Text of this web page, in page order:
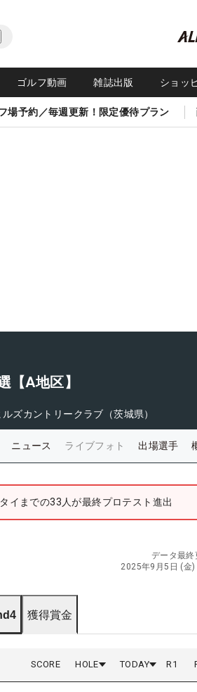
ゴルフ動画 雑誌出版 ショッ
場予約／毎週更新！限定優待プラン
【A地区】
ズカントリークラブ（茨城県）
ニュース ライブフォト 出場選手
イまでの33人が最終プロテスト進出
データ最終
2025年9月5日 (金
獲得賞金
SCORE HOLE TODAY R 1